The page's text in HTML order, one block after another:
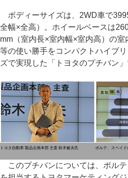
ボディーサイズは、2WD車で
全幅×全高）。ホイールベースは
mm（室内長×室内幅×室内高）の
等の使い勝手をコンパクトハイブ
ズで実現した「トヨタのプチバン」
トヨタ自動車 製品企画本部 主査 鈴木敏夫氏 ポルテ、スペイド
このプチバンについては、ポル